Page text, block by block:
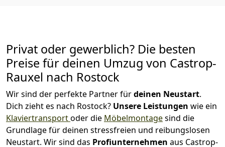
Privat oder gewerblich? Die besten
Preise für deinen Umzug von Castrop-
Rauxel nach Rostock
Wir sind der perfekte Partner fürdeinen Neustart.
Dich zieht es nach Rostock? Unsere Leistungen wie ein
Klaviertransportoder die Möbelmontagesind die
Grundlage für deinen stressfreien und reibungslosen
Neustart. Wir sind das Profiunternehmen aus Castrop-